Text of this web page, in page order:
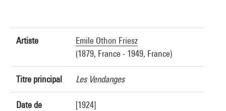
Artiste
Emile Othon Friesz
(1879, France - 1949, France)
Titre principal Les Vendanges
Date de
[1924]